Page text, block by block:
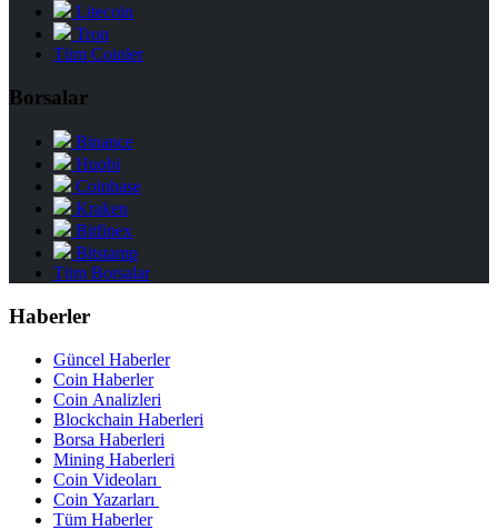
Litecoin
Tron
Tüm Coinler
Borsalar
Binance
Huobi
Coinbase
Kraken
Bitfinex
Bitstamp
Tüm Borsalar
Haberler
Güncel Haberler
Coin Haberler
Coin Analizleri
Blockchain Haberleri
Borsa Haberleri
Mining Haberleri
Coin Videoları
Coin Yazarları
Tüm Haberler